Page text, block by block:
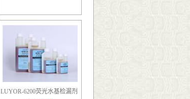
LUYOR-6200荧光水基检漏剂